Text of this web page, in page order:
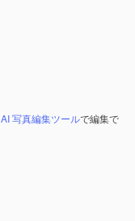
AI 写真編集ツールで編集で